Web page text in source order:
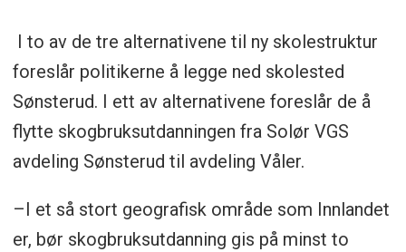
I to av de tre alternativene til ny skolestruktur
foreslår politikerne å legge ned skolested
Sønsterud. I ett av alternativene foreslår de å
flytte skogbruksutdanningen fra Solør VGS
avdeling Sønsterud til avdeling Våler.
–I et så stort geografisk område som Innlandet
er, bør skogbruksutdanning gis på minst to